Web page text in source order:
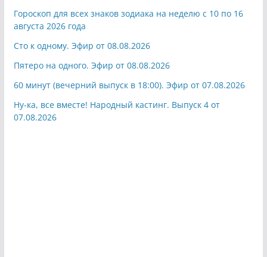
Гороскоп для всех знаков зодиака на неделю с 10 по 16
августа 2026 года
Сто к одному. Эфир от 08.08.2026
Пятеро на одного. Эфир от 08.08.2026
60 минут (вечерний выпуск в 18:00). Эфир от 07.08.2026
Ну-ка, все вместе! Народный кастинг. Выпуск 4 от
07.08.2026